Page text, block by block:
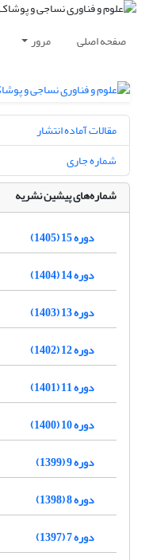
صفحه اصلی مرور
مقالات آماده انتشار
شماره جاری
شماره‌های پیشین نشریه
دوره 15 (1405)
دوره 14 (1404)
دوره 13 (1403)
دوره 12 (1402)
دوره 11 (1401)
دوره 10 (1400)
دوره 9 (1399)
دوره 8 (1398)
دوره 7 (1397)